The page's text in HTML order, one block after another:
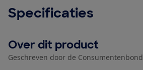
Specificaties
Over dit product
Geschreven door de Consumentenbond